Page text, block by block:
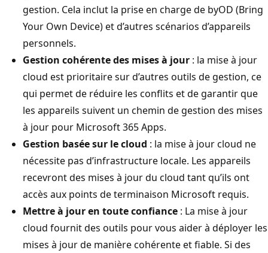
gestion. Cela inclut la prise en charge de byOD (Bring
Your Own Device) et d’autres scénarios d’appareils
personnels.
Gestion cohérente des mises à jour : la mise à jour
cloud est prioritaire sur d’autres outils de gestion, ce
qui permet de réduire les conflits et de garantir que
les appareils suivent un chemin de gestion des mises
à jour pour Microsoft 365 Apps.
Gestion basée sur le cloud : la mise à jour cloud ne
nécessite pas d’infrastructure locale. Les appareils
recevront des mises à jour du cloud tant qu’ils ont
accès aux points de terminaison Microsoft requis.
Mettre à jour en toute confiance : La mise à jour
cloud fournit des outils pour vous aider à déployer les
mises à jour de manière cohérente et fiable. Si des